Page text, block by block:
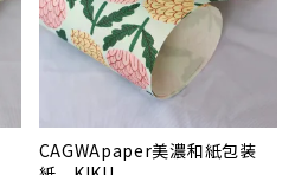
CAGWApaper美濃和紙包装